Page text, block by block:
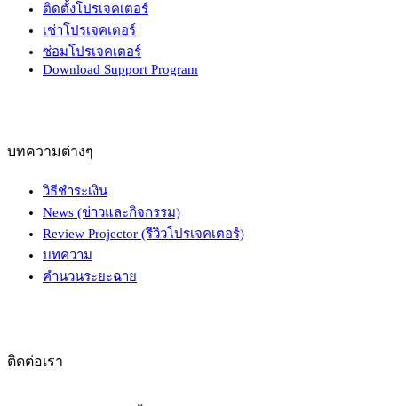
ติดตั้งโปรเจคเตอร์
เช่าโปรเจคเตอร์
ซ่อมโปรเจคเตอร์
Download Support Program
บทความต่างๆ
วิธีชำระเงิน
News (ข่าวและกิจกรรม)
Review Projector (รีวิวโปรเจคเตอร์)
บทความ
คำนวนระยะฉาย
ติดต่อเรา